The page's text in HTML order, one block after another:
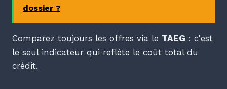
dossier ?
Comparez toujours les offres via le TAEG : c'est
le seul indicateur qui reflète le coût total du
crédit.